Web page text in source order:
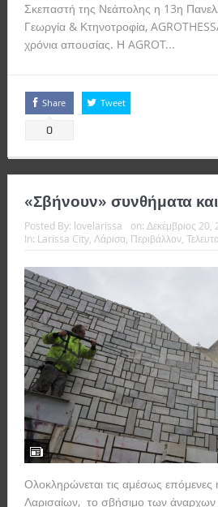
Σκεπαστή της Νεάπολης η 13η
Γεωργία & Κτηνοτροφία,
χρόνια απουσίας. Η AGROT...
Share
0
Tweet
«Σβήνουν» συνθήματα
Posted By: lovelarissa on: Δεκέμβριος 20,
In: Larissa City, Λάρισα, Περιβάλλον,
Ολοκληρώνεται τις αμέσως
Λαρισαίων, το σβήσιμο των άναρχων